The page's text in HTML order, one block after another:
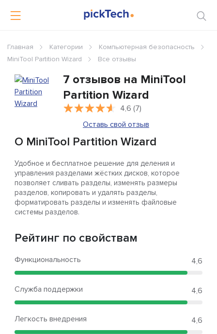
Главная Категории
Компьютерная безопасность
MiniTool Partition Wizard
Все отзывы
7 отзывов на MiniTool
Partition Wizard
4,6 (7)
Оставь свой отзыв
О MiniTool Partition Wizard
Удобное и бесплатное решение для деления и
управления разделами жёстких дисков, которое
позволяет сливать разделы, изменять размеры
разделов, копировать и удалять разделы,
форматировать разделы и изменять файловые
системы разделов.
Рейтинг по свойствам
Функциональность 4,6
Служба поддержки 4,6
Легкость внедрения 4,6